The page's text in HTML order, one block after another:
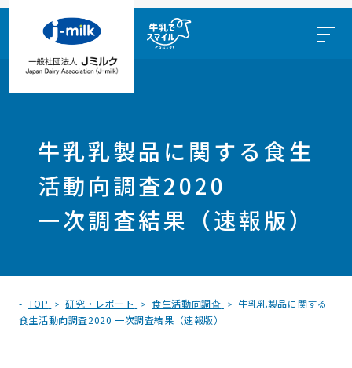
牛乳乳製品に関する食生
活動向調査2020
一次調査結果（速報版）
TOP 研究・レポート 食生活動向調査
牛乳乳製品に関する
食生活動向調査2020 一次調査結果（速報版）